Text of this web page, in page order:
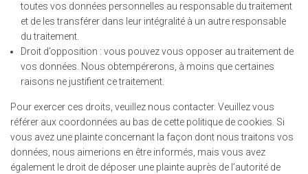
toutes vos données personnelles au responsable du traitement
et de les transférer dans leur intégralité à un autre responsable
du traitement.
Droit d’opposition : vous pouvez vous opposer au traitement de
vos données. Nous obtempérerons, à moins que certaines
raisons ne justifient ce traitement.
Pour exercer ces droits, veuillez nous contacter. Veuillez vous
référer aux coordonnées au bas de cette politique de cookies. Si
vous avez une plainte concernant la façon dont nous traitons vos
données, nous aimerions en être informés, mais vous avez
également le droit de déposer une plainte auprès de l’autorité de